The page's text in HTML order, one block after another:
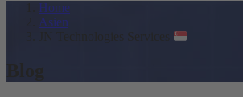
Home
Asien
JN Technologies Services
Blog